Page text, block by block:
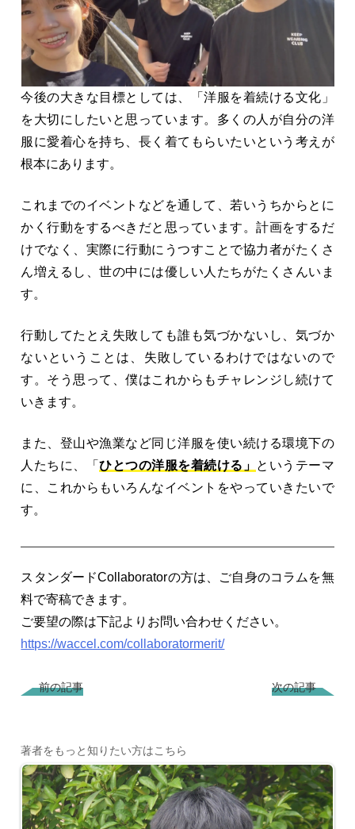
今後の大きな目標としては、「洋服を着続ける文化」
を大切にしたいと思っています。多くの人が自分の洋
服に愛着心を持ち、長く着てもらいたいという考えが
根本にあります。
これまでのイベントなどを通して、若いうちからとに
かく行動をするべきだと思っています。計画をするだ
けでなく、実際に行動にうつすことで協力者がたくさ
ん増えるし、世の中には優しい人たちがたくさんいま
す。
行動してたとえ失敗しても誰も気づかないし、気づか
ないということは、失敗しているわけではないので
す。そう思って、僕はこれからもチャレンジし続けて
いきます。
また、登山や漁業など同じ洋服を使い続ける環境下の
人たちに、「ひとつの洋服を着続ける」 というテーマ
に、これからもいろんなイベントをやっていきたいで
す。
スタンダードCollaboratorの方は、ご自身のコラムを無
料で寄稿できます。
ご要望の際は下記よりお問い合わせください。
https://waccel.com/collaboratormerit/
前の記事 次の記事
著者をもっと知りたい方はこちら